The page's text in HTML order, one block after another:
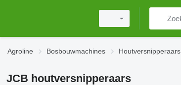
Agroline Bosbouwmachines Houtversnipperaars
JCB houtversnipperaars